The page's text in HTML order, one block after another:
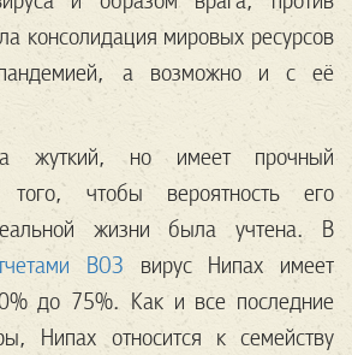
консолидация мировых ресурсов
а возможно и с её
жуткий, но имеет прочный
чтобы вероятность его
жизни была учтена. В
ВОЗ вирус Нипах имеет
до 75%. Как и все последние
Нипах относится к семейству